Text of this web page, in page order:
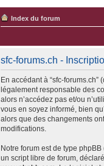
Index du forum
sfc-forums.ch -
En accédant à “sfc-forums.ch”
légalement responsable des
alors n’accédez pas et/ou
vous en soyez informé, bien
alors que des changements
modifications.
Notre forum est de type phpBB
un script libre de forum,